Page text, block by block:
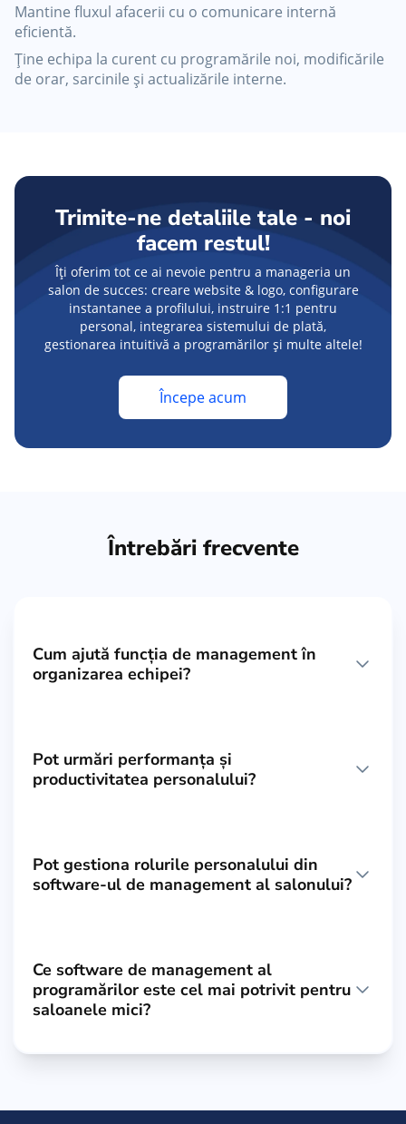
Mantine fluxul afacerii cu o comunicare internă
eficientă.
Ține echipa la curent cu programările noi, modificările
de orar, sarcinile și actualizările interne.
Trimite-ne detaliile tale - noi
facem restul!
Îți oferim tot ce ai nevoie pentru a manageria un
salon de succes: creare website & logo, configurare
instantanee a profilului, instruire 1:1 pentru
personal, integrarea sistemului de plată,
gestionarea intuitivă a programărilor și multe altele!
Începe acum
Întrebări frecvente
Cum ajută funcția de management în
organizarea echipei?
Pot urmări performanța și
productivitatea personalului?
Pot gestiona rolurile personalului din
software-ul de management al salonului?
Ce software de management al
programărilor este cel mai potrivit pentru
saloanele mici?